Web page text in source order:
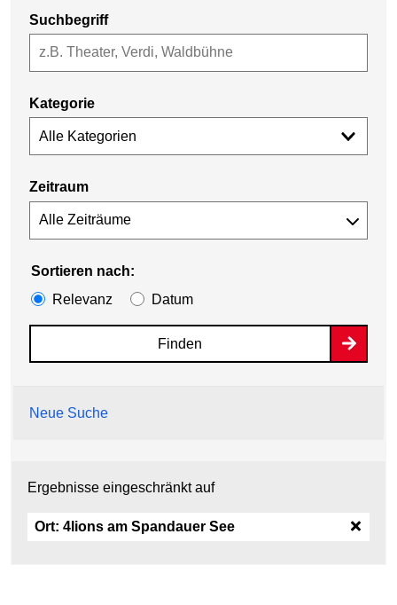
Suchbegriff
Kategorie
Alle Kategorien
Zeitraum
Sortieren nach:
Relevanz
Datum
Finden
Neue Suche
Ergebnisse eingeschränkt auf
Ort: 4lions am Spandauer See